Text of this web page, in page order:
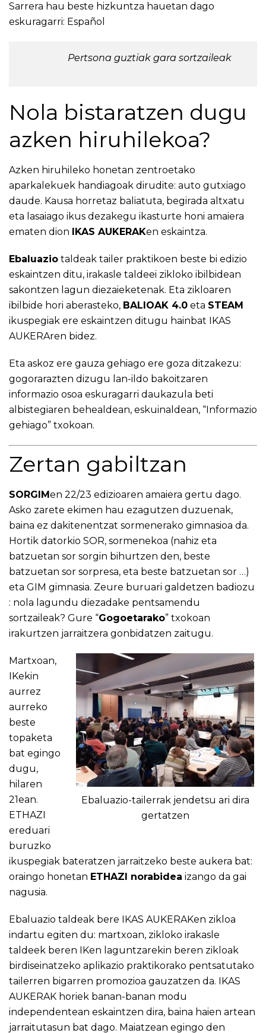
Sarrera hau beste hizkuntza hauetan dago
eskuragarri: Español
Pertsona guztiak gara sortzaileak
Nola bistaratzen dugu
azken hiruhilekoa?
Azken hiruhileko honetan zentroetako
aparkalekuek handiagoak dirudite: auto gutxiago
daude. Kausa horretaz baliatuta, begirada altxatu
eta lasaiago ikus dezakegu ikasturte honi amaiera
ematen dion
IKAS AUKERAKen eskaintza.
Ebaluazio taldeak tailer praktikoen beste bi edizio
eskaintzen ditu, irakasle taldeei zikloko ibilbidean
sakontzen lagun diezaieketenak. Eta zikloaren
ibilbide hori aberasteko, BALIOAK 4.0 eta STEAM
ikuspegiak ere eskaintzen ditugu hainbat IKAS
AUKERAren bidez.
​​​​​​​​​​​​Eta askoz ere gauza gehiago ere goza ditzakezu:
gogorarazten dizugu lan-ildo bakoitzaren
informazio osoa eskuragarri daukazula beti
albistegiaren behealdean, eskuinaldean, “Informazio
gehiago” txokoan.
Zertan gabiltzan
SORGIM en 22/23 edizioaren amaiera gertu dago.
Asko zarete ekimen hau ezagutzen duzuenak,
baina ez dakitenentzat sormenerako gimnasioa da.
Hortik datorkio SOR, sormenekoa (nahiz eta
batzuetan sor sorgin bihurtzen den, beste
batzuetan sor sorpresa, eta beste batzuetan sor …)
eta GIM gimnasia. Zeure buruari galdetzen badiozu
: nola lagundu diezadake pentsamendu
sortzaileak? Gure “Gogoetarako” txokoan
irakurtzen jarraitzera gonbidatzen zaitugu.
Ebaluazio-tailerrak jendetsu ari dira
gertatzen
​​​​​​​Martxoan,
IKekin
aurrez
aurreko
beste
topaketa
bat egingo
dugu,
hilaren
21ean.
ETHAZI
ereduari
buruzko
ikuspegiak bateratzen jarraitzeko beste aukera bat:
oraingo honetan ETHAZI norabidea izango da gai
nagusia.
Ebaluazio taldeak bere IKAS AUKERAKen zikloa
indartu egiten du: martxoan, zikloko irakasle
taldeek beren IKen laguntzarekin beren zikloak
birdiseinatzeko aplikazio praktikorako pentsatutako
tailerren bigarren promozioa gauzatzen da. IKAS
AUKERAK horiek banan-banan modu
independentean eskaintzen dira, baina haien artean
jarraitutasun bat dago. Maiatzean egingo den